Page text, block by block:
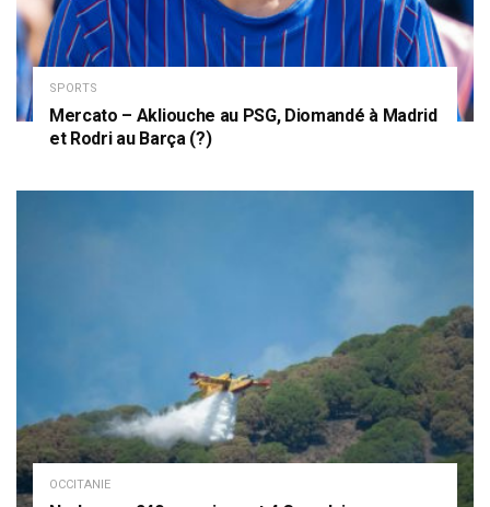
SPORTS
Mercato – Akliouche au PSG, Diomandé à Madrid
et Rodri au Barça (?)
OCCITANIE